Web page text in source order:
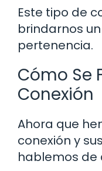
Este tipo de
brindarnos
pertenencia.
Cómo Se
Conexión
Ahora que
conexión y
hablemos de